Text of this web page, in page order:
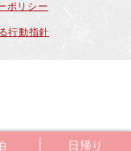
日帰り
ポリシー
行動指針